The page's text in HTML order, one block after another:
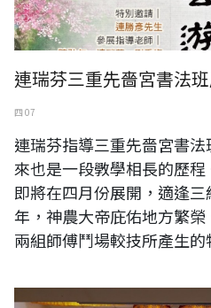
連瑞芬三重先嗇宮書法
四 07
連瑞芬指導三重先嗇宮書
來也是一段斆學相長的歷
即將在四月份展開，適逢
年，神農大帝庇佑地方繁
兩組師傅鬥場較技所產生的